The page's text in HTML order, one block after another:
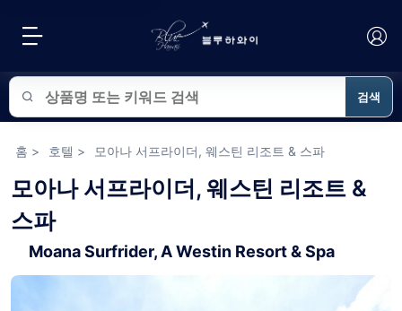
블루하와이 상품 검색
검색
홈 > 호텔 > 모아나 서프라이더, 웨스틴 리조트 & 스파
모아나 서프라이더, 웨스틴 리조트 &
스파
Moana Surfrider, A Westin Resort & Spa